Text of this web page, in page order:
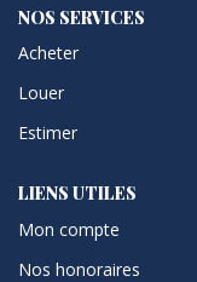
NOS SERVICES
Acheter
Louer
Estimer
LIENS UTILES
Mon compte
Nos honoraires